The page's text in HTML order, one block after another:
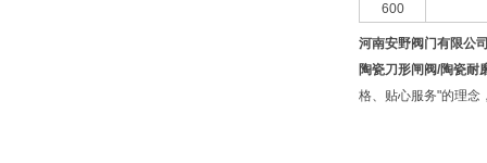
600
河南安野阀门有限公
陶瓷刀形闸阀/陶瓷耐
格、贴心服务"的理念